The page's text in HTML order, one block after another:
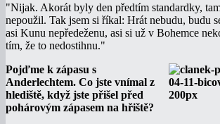
"Nijak. Akorát byly den předtím standardky,
nepoužil. Tak jsem si říkal: Hrát nebudu, budu
asi Kunu nepředeženu, asi si už v Bohemce
tím, že to nedostihnu."
Pojďme k zápasu s
Anderlechtem. Co jste vnímal z
hlediště, když jste přišel před
pohárovým zápasem na hřiště?